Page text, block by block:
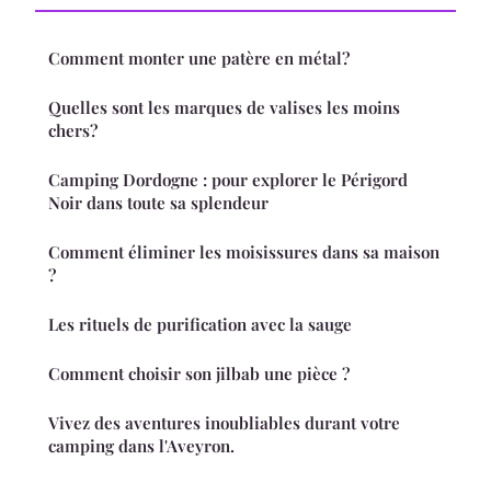
Comment monter une patère en métal?
Quelles sont les marques de valises les moins
chers?
Camping Dordogne : pour explorer le Périgord
Noir dans toute sa splendeur
Comment éliminer les moisissures dans sa maison
?
Les rituels de purification avec la sauge
Comment choisir son jilbab une pièce ?
Vivez des aventures inoubliables durant votre
camping dans l'Aveyron.